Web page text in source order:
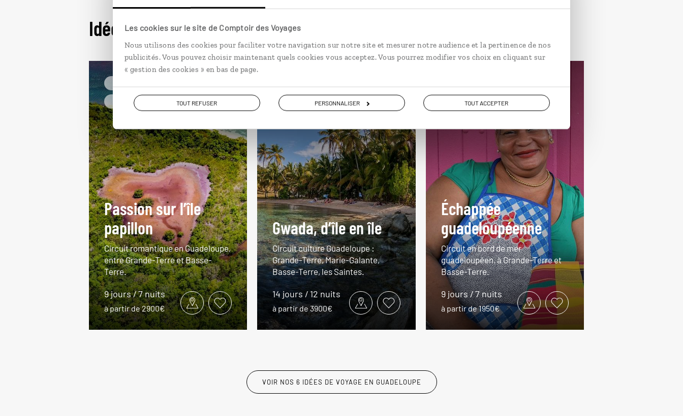
Les cookies sur le site de Comptoir des Voyages
Nous utilisons des cookies pour faciliter votre navigation sur notre site et mesurer notre audience et la pertinence de nos
publicités. Vous pouvez choisir maintenant quels cookies vous acceptez. Vous pourrez modifier vos choix en cliquant sur
« gestion des cookies » en bas de page.
TOUT REFUSER PERSONNALISER TOUT ACCEPTER
Idées de voyage en Guadeloupe
En amoureux Guadeloupe
Passion sur l’île
papillon
Circuit romantique en Guadeloupe,
entre Grande-Terre et Basse-
Terre.
9 jours / 7 nuits
à partir de 2900€
Gwada, d’île en île
Circuit culture Guadeloupe :
Grande-Terre, Marie-Galante,
Basse-Terre, les Saintes.
14 jours / 12 nuits
à partir de 3900€
Plages etc. Guadeloupe
Échappée
guadeloupéenne
Circuit en bord de mer
guadeloupéen, à Grande-Terre et
Basse-Terre.
9 jours / 7 nuits
à partir de 1950€
VOIR NOS 6 IDÉES DE VOYAGE EN GUADELOUPE